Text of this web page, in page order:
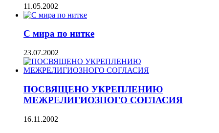
11.05.2002
С мира по нитке
23.07.2002
ПОСВЯЩЕНО УКРЕПЛЕНИЮ
МЕЖРЕЛИГИОЗНОГО СОГЛАСИЯ
16.11.2002